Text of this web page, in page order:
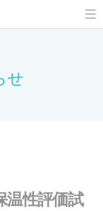
せ
温性評価試